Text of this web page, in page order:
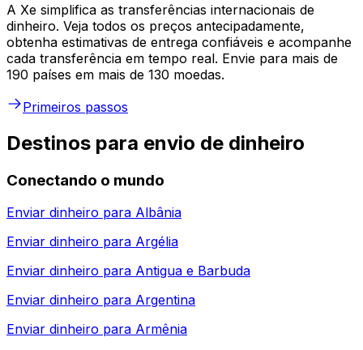
A Xe simplifica as transferências internacionais de
dinheiro. Veja todos os preços antecipadamente,
obtenha estimativas de entrega confiáveis e acompanhe
cada transferência em tempo real. Envie para mais de
190 países em mais de 130 moedas.
Primeiros passos
Destinos para envio de dinheiro
Conectando o mundo
Enviar dinheiro para Albânia
Enviar dinheiro para Argélia
Enviar dinheiro para Antigua e Barbuda
Enviar dinheiro para Argentina
Enviar dinheiro para Armênia